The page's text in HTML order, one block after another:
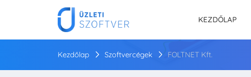
KEZDŐLAP
Kezdőlap Szoftvercégek FOLTNET Kft.